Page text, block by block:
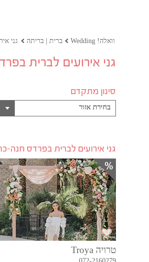
וואלה! Wedding ברית | בריתה גני
גני אירועים לברית
סינון מתקדם
בחירת אזור
גני אירועים לברית בפרדס חנה-
טרויה Troya